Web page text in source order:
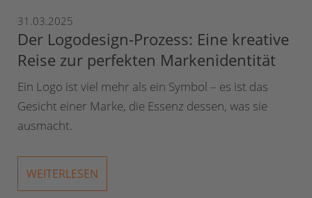
31.03.2025
Der Logodesign-Prozess: Eine kreative
Reise zur perfekten Markenidentität
Ein Logo ist viel mehr als ein Symbol – es ist das
Gesicht einer Marke, die Essenz dessen, was sie
ausmacht.
WEITERLESEN